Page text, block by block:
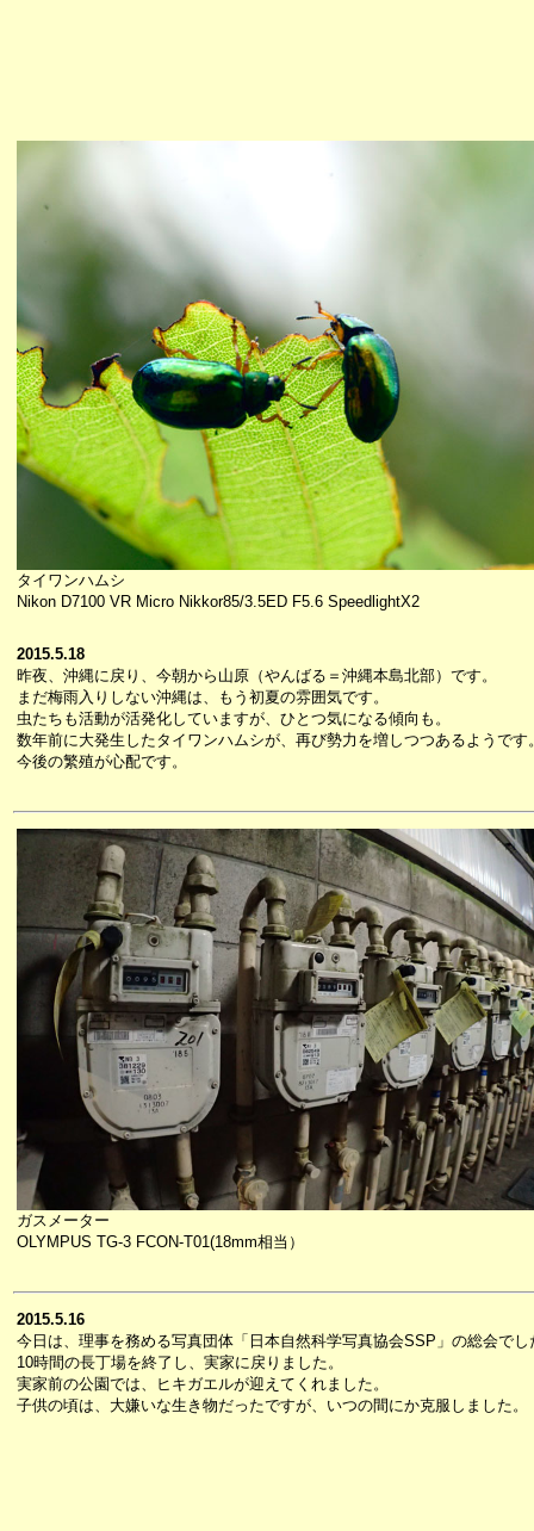
タイワンハムシ
Nikon D7100 VR Micro Nikkor85/3.5ED F5.6 SpeedlightX2
2015.5.18
昨夜、沖縄に戻り、今朝から山原（やんばる＝沖縄本島北部）です。
まだ梅雨入りしない沖縄は、もう初夏の雰囲気です。
虫たちも活動が活発化していますが、ひとつ気になる傾向も。
数年前に大発生したタイワンハムシが、再び勢力を増しつつあるようです
今後の繁殖が心配です。
ガスメーター
OLYMPUS TG-3 FCON-T01(18mm相当）
2015.5.16
今日は、理事を務める写真団体「日本自然科学写真協会SSP」の総会でし
10時間の長丁場を終了し、実家に戻りました。
実家前の公園では、ヒキガエルが迎えてくれました。
子供の頃は、大嫌いな生き物だったですが、いつの間にか克服しました。